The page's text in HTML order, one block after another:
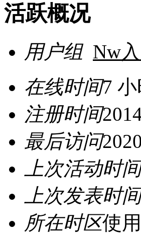
活跃概况
用户组 Nw
在线时间7
注册时间
最后访问
上次活动时间
上次发表时间
所在时区使